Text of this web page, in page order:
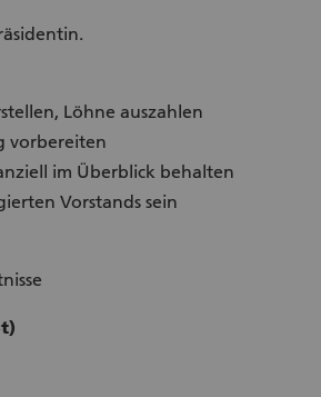
Löhne auszahlen
vorbereiten
im Überblick behalten
Vorstands sein